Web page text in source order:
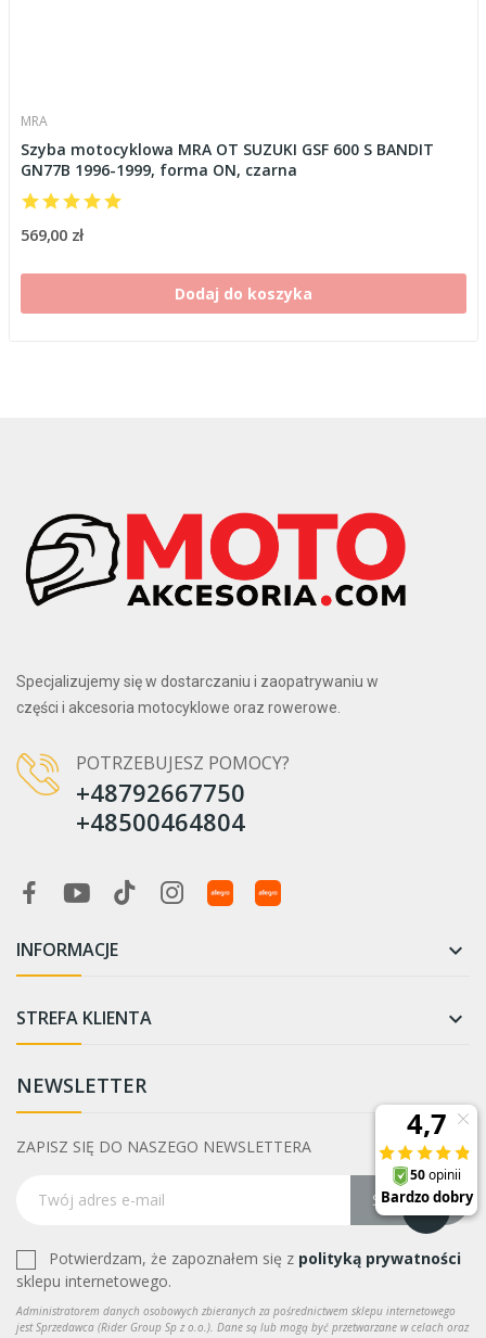
MRA
Szyba motocyklowa MRA OT SUZUKI GSF 600 S BANDIT
GN77B 1996-1999, forma ON, czarna
569,00 zł
Dodaj do koszyka
Specjalizujemy się w dostarczaniu i zaopatrywaniu w
części i akcesoria motocyklowe oraz rowerowe.
POTRZEBUJESZ POMOCY?
+48792667750
+48500464804
INFORMACJE 
STREFA KLIENTA 
NEWSLETTER
ZAPISZ SIĘ DO NASZEGO NEWSLETTERA
Subskrybuj
Potwierdzam, że zapoznałem się z polityką prywatności
sklepu internetowego.
Administratorem danych osobowych zbieranych za pośrednictwem sklepu internetowego
jest Sprzedawca (Rider Group Sp z o.o.). Dane są lub mogą być przetwarzane w celach oraz